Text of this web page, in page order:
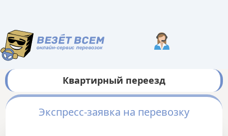
Квартирный переезд
Экспресс-заявка на перевозку